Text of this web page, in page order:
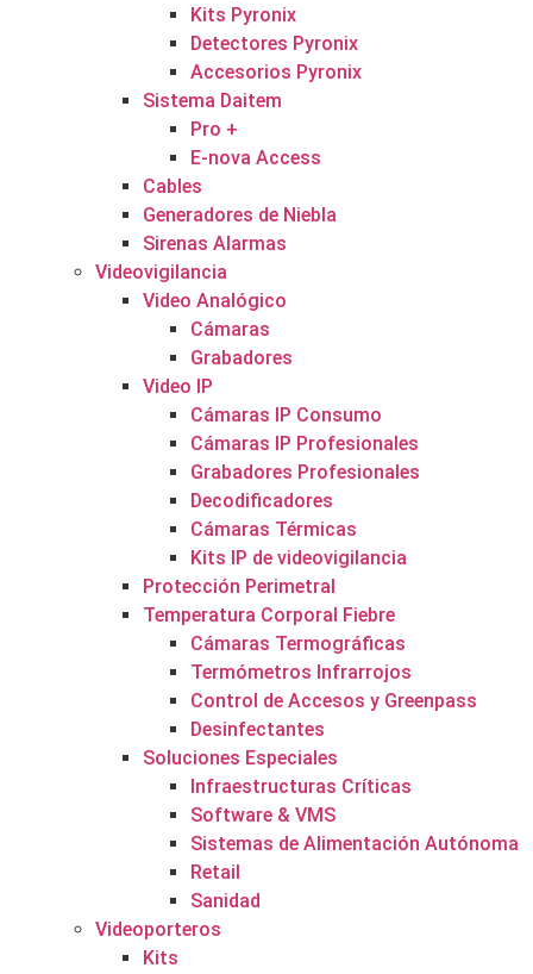
Kits Pyronix
Detectores Pyronix
Accesorios Pyronix
Sistema Daitem
Pro +
E-nova Access
Cables
Generadores de Niebla
Sirenas Alarmas
Videovigilancia
Video Analógico
Cámaras
Grabadores
Video IP
Cámaras IP Consumo
Cámaras IP Profesionales
Grabadores Profesionales
Decodificadores
Cámaras Térmicas
Kits IP de videovigilancia
Protección Perimetral
Temperatura Corporal Fiebre
Cámaras Termográficas
Termómetros Infrarrojos
Control de Accesos y Greenpass
Desinfectantes
Soluciones Especiales
Infraestructuras Críticas
Software & VMS
Sistemas de Alimentación Autónoma
Retail
Sanidad
Videoporteros
Kits